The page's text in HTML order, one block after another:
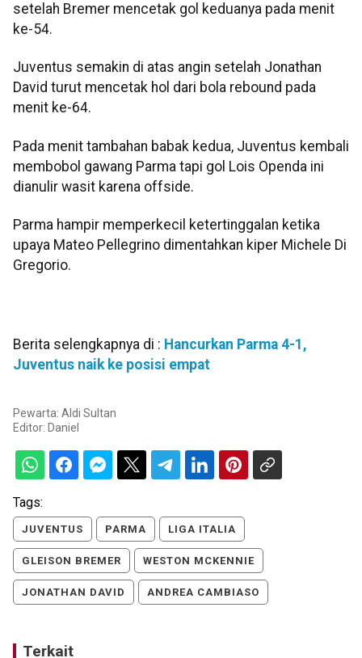
setelah Bremer mencetak gol keduanya pada menit
ke-54.
Juventus semakin di atas angin setelah Jonathan
David turut mencetak hol dari bola rebound pada
menit ke-64.
Pada menit tambahan babak kedua, Juventus kembali
membobol gawang Parma tapi gol Lois Openda ini
dianulir wasit karena offside.
Parma hampir memperkecil ketertinggalan ketika
upaya Mateo Pellegrino dimentahkan kiper Michele Di
Gregorio.
Berita selengkapnya di : Hancurkan Parma 4-1,
Juventus naik ke posisi empat
Pewarta: Aldi Sultan
Editor: Daniel
Tags:
JUVENTUS PARMA LIGA ITALIA
GLEISON BREMER WESTON MCKENNIE
JONATHAN DAVID ANDREA CAMBIASO
Terkait